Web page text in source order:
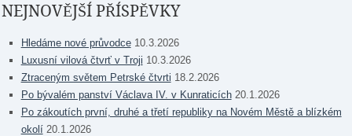
NEJNOVĚJŠÍ PŘÍSPĚVKY
Hledáme nové průvodce 10.3.2026
Luxusní vilová čtvrť v Troji 10.3.2026
Ztraceným světem Petrské čtvrti 18.2.2026
Po bývalém panství Václava IV. v Kunraticích 20.1.2026
Po zákoutích první, druhé a třetí republiky na Novém Městě a blízkém
okolí 20.1.2026